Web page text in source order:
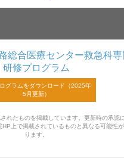
総合医療センター救急科専
研修プログラム
れたものを掲載しています。 更新時の承認
HP上で掲載されているものと異なる可能性
ります。